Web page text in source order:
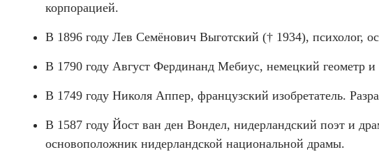
корпорацией.
В 1896 году Лев Семёнович Выготский († 1934), психолог,
В 1790 году Август Фердинанд Мебиус, немецкий геометр и
В 1749 году Николя Аппер, французский изобретатель.
В 1587 году Йост ван ден Вондел, нидерландский поэт и
основоположник нидерландской национальной драмы.